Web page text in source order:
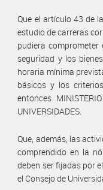
Que el artículo 43 de
estudio de carreras
pudiera comprometer
seguridad y los
horaria mínima
básicos y los
entonces
UNIVERSIDADES.
Que, además, las
comprendido en la
deben ser fijadas por
el Consejo de